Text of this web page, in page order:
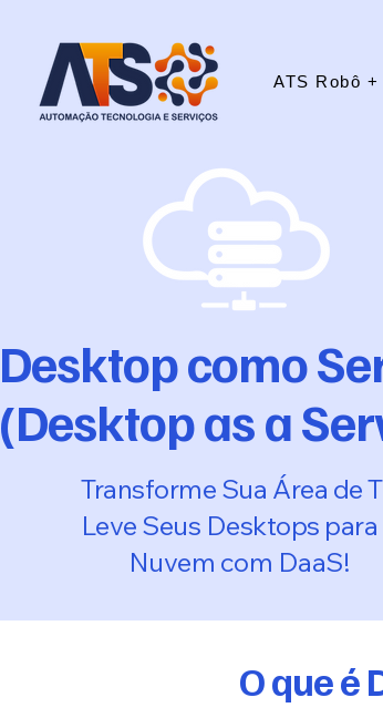
ATS Robô +
Desktop como
(Desktop as a
Transforme Sua Área de
Leve Seus Desktops para
Nuvem com DaaS!
O que é